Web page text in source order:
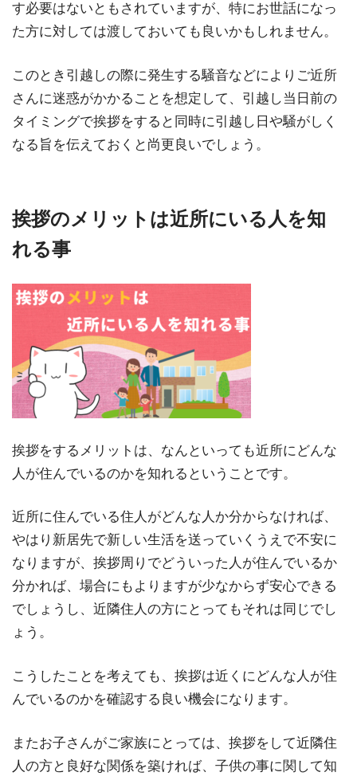
す必要はないともされていますが、特にお世話になっ
た方に対しては渡しておいても良いかもしれません。
このとき引越しの際に発生する騒音などによりご近所
さんに迷惑がかかることを想定して、引越し当日前の
タイミングで挨拶をすると同時に引越し日や騒がしく
なる旨を伝えておくと尚更良いでしょう。
挨拶のメリットは近所にいる人を知
れる事
挨拶をするメリットは、なんといっても近所にどんな
人が住んでいるのかを知れるということです。
近所に住んでいる住人がどんな人か分からなければ、
やはり新居先で新しい生活を送っていくうえで不安に
なりますが、挨拶周りでどういった人が住んでいるか
分かれば、場合にもよりますが少なからず安心できる
でしょうし、近隣住人の方にとってもそれは同じでし
ょう。
こうしたことを考えても、挨拶は近くにどんな人が住
んでいるのかを確認する良い機会になります。
またお子さんがご家族にとっては、挨拶をして近隣住
人の方と良好な関係を築ければ、子供の事に関して知